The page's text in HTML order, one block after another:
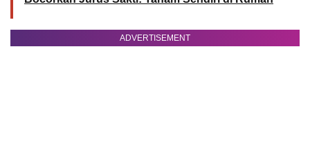
ADVERTISEMENT